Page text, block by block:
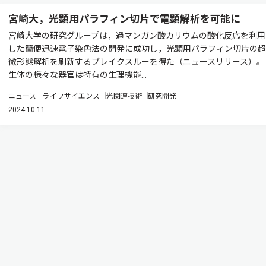
宮崎大，光顕用パラフィン切片で電顕解析を可能に
宮崎大学の研究グループは，過マンガン酸カリウムの酸化反応を利用
した簡便迅速電子染色法の開発に成功し，光顕用パラフィン切片の超
微形態解析を刷新するブレイクスルーを得た（ニュースリリース）。
生体の様々な器官は特有の生理機能...
ニュース ライフサイエンス 光関連技術 研究開発
2024.10.11